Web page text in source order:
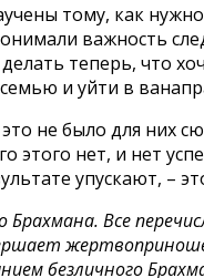
тому, как
важность
теперь, что
и уйти в
не было для них
этого нет, и нет
упускают, –
Брахмана. Все
безличного